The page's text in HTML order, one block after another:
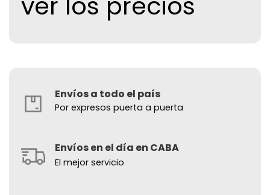
Envíos a todo el país
Por expresos puerta a puerta
Envíos en el día en CABA
El mejor servicio